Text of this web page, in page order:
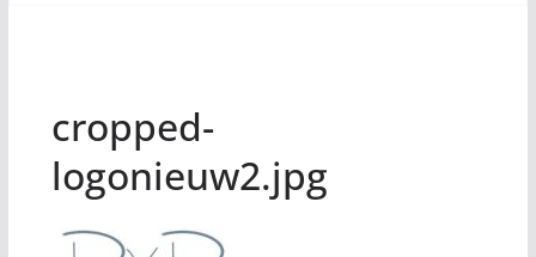
cropped-
logonieuw2.jpg